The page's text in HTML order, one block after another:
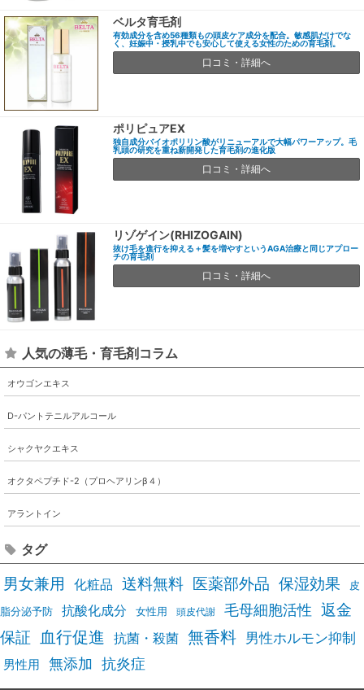
ベルタ育毛剤
有効成分を含め56種類もの頭皮ケア成分を配合。敏感肌だけでな
く、妊娠中・授乳中でも安心して使える女性のための育毛剤。
口コミ・詳細へ
ポリピュアEX
独自成分バイオポリリン酸がリニューアルで大幅パワーアップ。毛
乳頭の研究を重ね新開発した育毛剤の進化版
口コミ・詳細へ
リゾゲイン(RHIZOGAIN)
抜け毛を進行を抑える＋髪を増やすというAGA治療と同じアプロー
チの育毛剤
口コミ・詳細へ
人気の薄毛・育毛剤コラム
オウゴンエキス
D-パントテニルアルコール
シャクヤクエキス
オクタペプチド-2（プロヘアリンβ４）
アラントイン
タグ
男女兼用 化粧品 送料無料 医薬部外品 保湿効果
皮
脂分泌予防
抗酸化成分 女性用 頭皮代謝 毛母細胞活性 返金
保証
血行促進 抗菌・殺菌 無香料 男性ホルモン抑制
男性用 無添加 抗炎症